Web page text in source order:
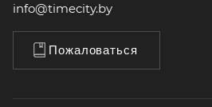
info@timecity.by
Пожаловаться